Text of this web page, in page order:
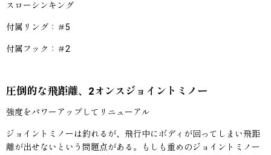
スローシンキング
付属リング：＃5
付属フック：＃2
圧倒的な飛距離、2オンスジョイントミノー
強度をパワーアップしてリニューアル
ジョイントミノーは釣れるが、飛行中にボディが回ってしまい飛距
離が出せないという問題点がある。もしも重めのジョイントミノー